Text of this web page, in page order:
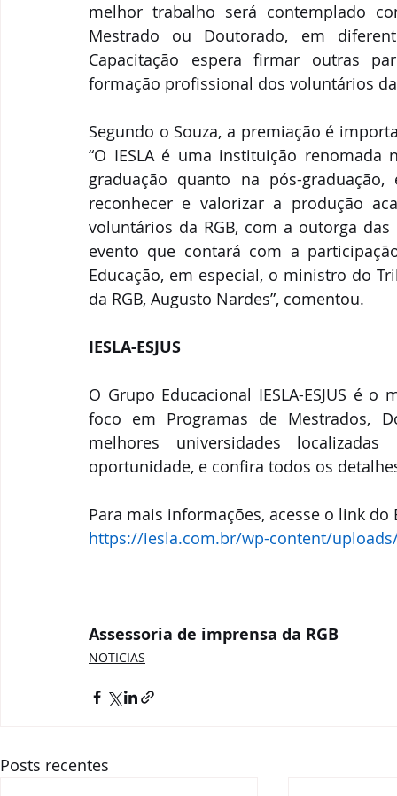
melhor trabalho será contemplado
Mestrado ou Doutorado, em
Capacitação espera firmar outras
formação profissional dos voluntários da
Segundo o Souza, a premiação é
“O IESLA é uma instituição
graduação quanto na pós-
reconhecer e valorizar a produção
voluntários da RGB, com a outorga
evento que contará com a
Educação, em especial, o ministro do
da RGB, Augusto Nardes”, comentou.
IESLA-ESJUS
O Grupo Educacional IESLA-ESJUS é
foco em Programas de Mestrados,
melhores universidades
oportunidade, e confira todos os
Para mais informações, acesse o link do
https://iesla.com.br/wp-content/uploads/
Assessoria de imprensa da RGB
NOTICIAS
Posts recentes